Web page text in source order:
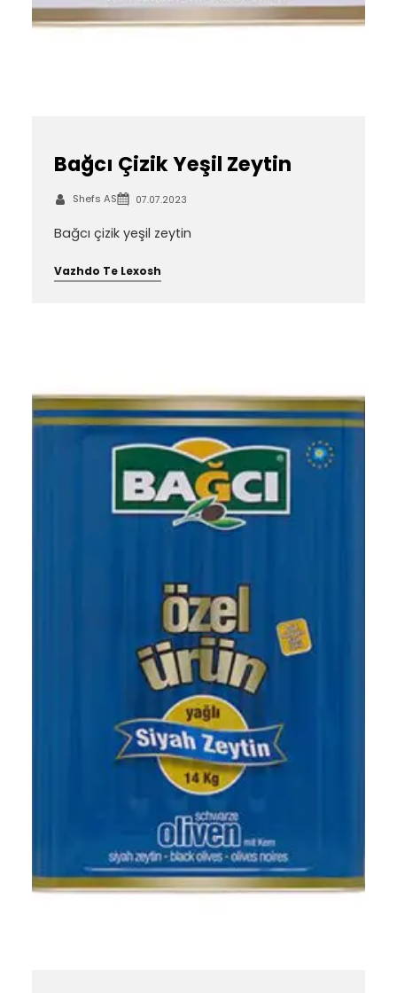
Bağcı Çizik Yeşil Zeytin
Shefs AS 07.07.2023
Bağcı çizik yeşil zeytin
Vazhdo Te Lexosh